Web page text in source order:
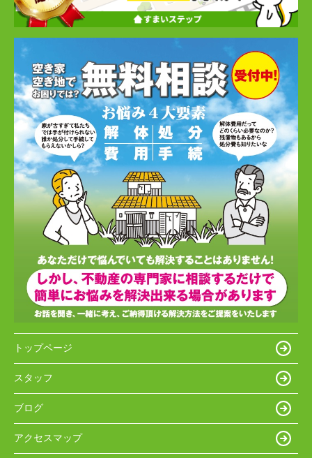
トップページ
スタッフ
ブログ
アクセスマップ